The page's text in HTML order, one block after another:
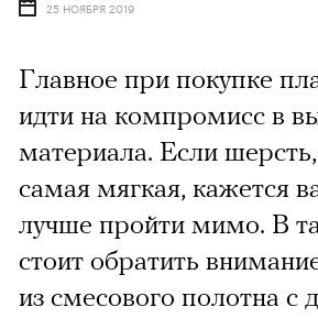
25 НОЯБРЯ 2019
Главное при покупке
идти на компромисс в
материала. Если
самая мягкая, кажется
лучше пройти мимо. В
стоит обратить
из смесового полотна с